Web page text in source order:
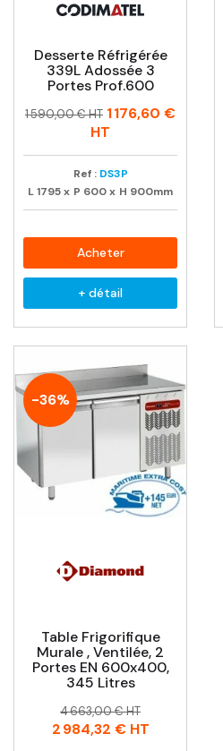
Desserte Réfrigérée
339L Adossée 3
Portes Prof.600
Prix
Prix
1 590,00 € HT 1 176,60 €
HT
Ref : DS3P
L1795x P 600x H 900mm
Acheter
+ détail
-36%
Table Frigorifique
Murale , Ventilée, 2
Portes EN 600x400,
345 Litres
Prix
Prix
habituel
4 663,00 € HT
2 984,32 €HT